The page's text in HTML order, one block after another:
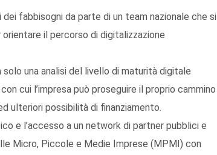
fabbisogni da parte di un team nazionale che si
il percorso di digitalizzazione
una analisi del livello di maturità digitale
cui l’impresa può proseguire il proprio cammino
ulteriori possibilità di finanziamento.
e l’accesso a un network di partner pubblici e
Micro, Piccole e Medie Imprese (MPMI) con